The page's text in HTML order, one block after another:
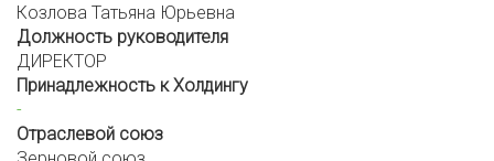
Козлова Татьяна Юрьевна
Должность руководителя
ДИРЕКТОР
Принадлежность к Холдингу
-
Отраслевой союз